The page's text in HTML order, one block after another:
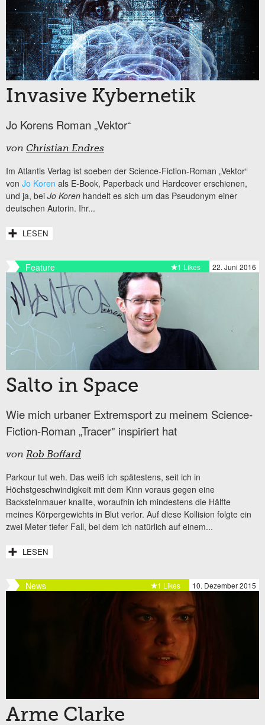
Invasive Kybernetik
Jo Korens Roman „Vektor“
von Christian Endres
Im Atlantis Verlag ist soeben der Science-Fiction-Roman „Vektor“
von Jo Koren als E-Book, Paperback und Hardcover erschienen,
und ja, bei Jo Koren handelt es sich um das Pseudonym einer
deutschen Autorin. Ihr...
LESEN
Feature 22. Juni 2016
1 Likes
Salto in Space
Wie mich urbaner Extremsport zu meinem Science-
Fiction-Roman „Tracer" inspiriert hat
von Rob Boffard
Parkour tut weh. Das weiß ich spätestens, seit ich in
Höchstgeschwindigkeit mit dem Kinn voraus gegen eine
Backsteinmauer knallte, woraufhin ich mindestens die Hälfte
meines Körpergewichts in Blut verlor. Auf diese Kollision folgte ein
zwei Meter tiefer Fall, bei dem ich natürlich auf einem...
LESEN
News 10. Dezember 2015
1 Likes
Arme Clarke